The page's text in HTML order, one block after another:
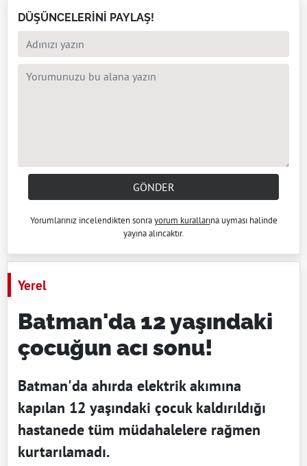
DÜŞÜNCELERİNİ PAYLAŞ!
GÖNDER
Yorumlarınız incelendikten sonrayorum kurallarına uyması halinde
yayına alıncaktır.
Yerel
Batman'da 12 yaşındaki
çocuğun acı sonu!
Batman'da ahırda elektrik akımına
kapılan 12 yaşındaki çocuk kaldırıldığı
hastanede tüm müdahalelere rağmen
kurtarılamadı.